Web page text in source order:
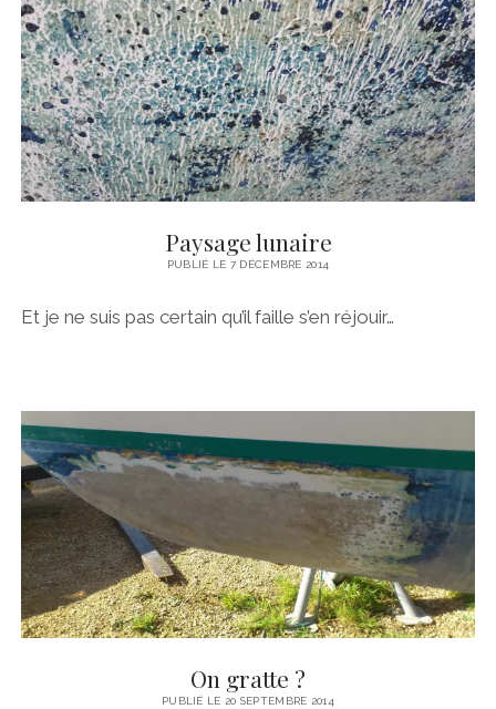
Paysage lunaire
PUBLIÉ LE 7 DÉCEMBRE 2014
Et je ne suis pas certain qu’il faille s’en réjouir…
On gratte ?
PUBLIÉ LE 20 SEPTEMBRE 2014